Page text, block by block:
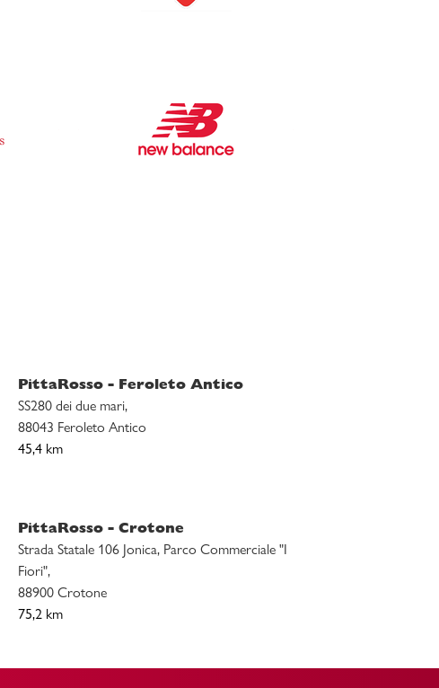
PittaRosso - Feroleto Antico
SS280 dei due mari,
88043 Feroleto Antico
45,4 km
PittaRosso - Crotone
Strada Statale 106 Jonica, Parco Commerciale "I
Fiori",
88900 Crotone
75,2 km